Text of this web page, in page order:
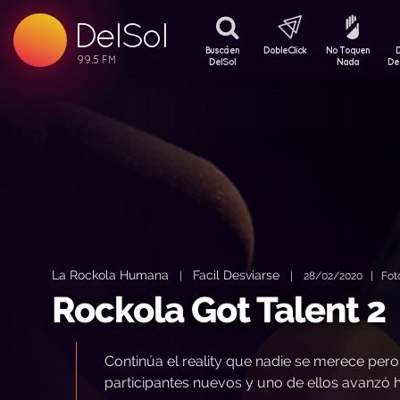
DelSol
99.5 FM
99.5 FM
99.5 FM
Buscá en
DelSol
DobleClick
No Toquen
Nada
La Rockola Humana | Facil Desviarse | 28/02/2020 | Foto:
Rockola Got Talent 2
Continúa el reality que nadie se merece
participantes nuevos y uno de ellos avanzó